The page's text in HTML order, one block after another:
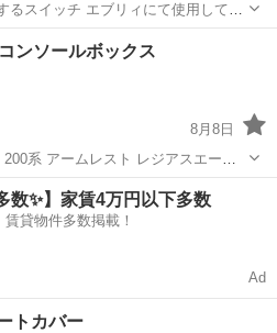
るスイッチ エブリィにて使用してい
リア 付け
ンソールボックス
8月8日
系 アームレスト レジアスエース
ブルーled | 小物入れ収納ボックス
ト H200系 ワイド 標準 1型~8型
内装、インテリア
数✨】家賃4万円以下多数
賃貸物件多数掲載！
Ad
トカバー